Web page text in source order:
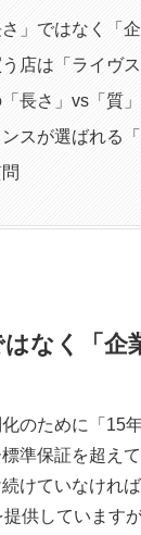
さ」ではなく「
店は「ライヴ
長さ」vs「質
スが選ばれる
はなく「
のために「15
準保証を超え
けていなけれ
供しています